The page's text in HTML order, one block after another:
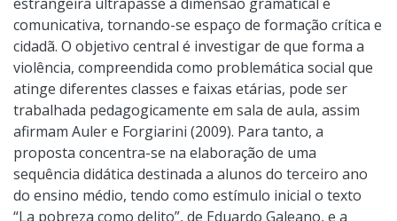
comunicativa, tornando-se espaço de formação crítica e
cidadã. O objetivo central é investigar de que forma a
violência, compreendida como problemática social que
atinge diferentes classes e faixas etárias, pode ser
trabalhada pedagogicamente em sala de aula, assim
afirmam Auler e Forgiarini (2009). Para tanto, a
proposta concentra-se na elaboração de uma
sequência didática destinada a alunos do terceiro ano
do ensino médio, tendo como estímulo inicial o texto
“La pobreza como delito”, de Eduardo Galeano, e a